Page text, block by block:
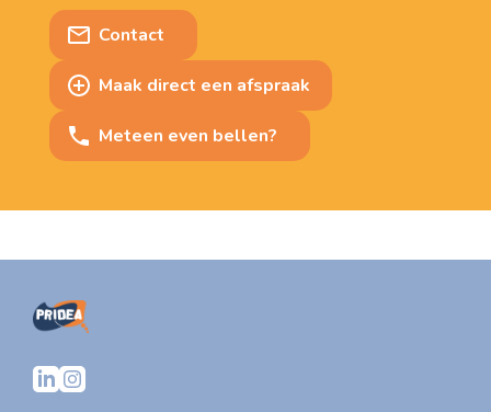
Contact
Maak direct een afspraak
Meteen even bellen?